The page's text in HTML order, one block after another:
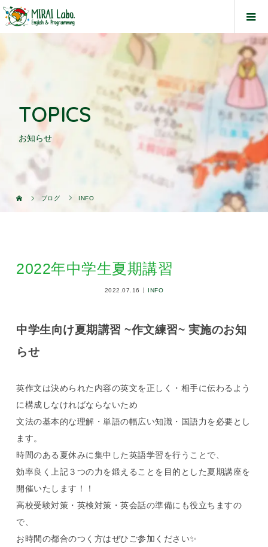
TOPICS
お知らせ
ブログ INFO
2022年中学生夏期講習
2022.07.16 INFO
中学生向け夏期講習 ~作文練習~ 実施のお知
らせ
英作文は決められた内容の英文を正しく・相手に伝わるよう
に構成しなければならないため
文法の基本的な理解・単語の幅広い知識・国語力を必要とし
ます。
時間のある夏休みに集中した英語学習を行うことで、
効率良く上記３つの力を鍛えることを目的とした夏期講座を
開催いたします！！
高校受験対策・英検対策・英会話の準備にも役立ちますの
で、
お時間の都合のつく方はぜひご参加ください✨